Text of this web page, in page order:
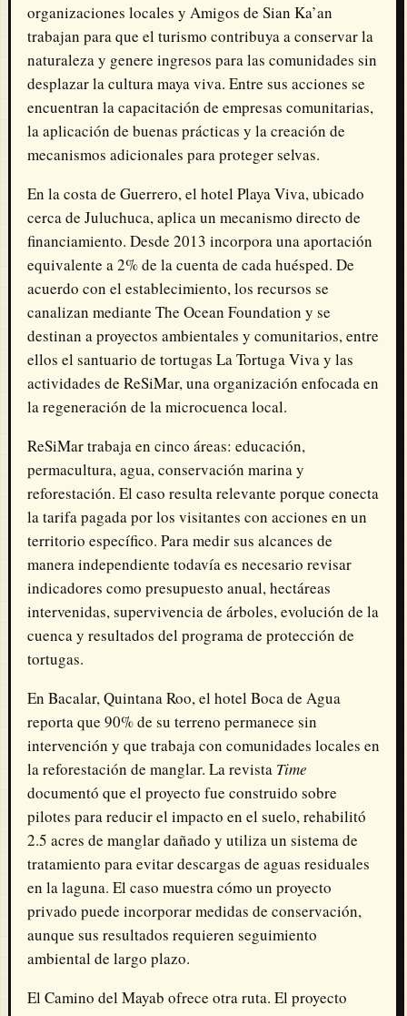
organizaciones locales y Amigos de Sian Ka’an
trabajan para que el turismo contribuya a conservar la
naturaleza y genere ingresos para las comunidades sin
desplazar la cultura maya viva. Entre sus acciones se
encuentran la capacitación de empresas comunitarias,
la aplicación de buenas prácticas y la creación de
mecanismos adicionales para proteger selvas.
En la costa de Guerrero, el hotel Playa Viva, ubicado
cerca de Juluchuca, aplica un mecanismo directo de
financiamiento. Desde 2013 incorpora una aportación
equivalente a 2% de la cuenta de cada huésped. De
acuerdo con el establecimiento, los recursos se
canalizan mediante The Ocean Foundation y se
destinan a proyectos ambientales y comunitarios, entre
ellos el santuario de tortugas La Tortuga Viva y las
actividades de ReSiMar, una organización enfocada en
la regeneración de la microcuenca local.
ReSiMar trabaja en cinco áreas: educación,
permacultura, agua, conservación marina y
reforestación. El caso resulta relevante porque conecta
la tarifa pagada por los visitantes con acciones en un
territorio específico. Para medir sus alcances de
manera independiente todavía es necesario revisar
indicadores como presupuesto anual, hectáreas
intervenidas, supervivencia de árboles, evolución de la
cuenca y resultados del programa de protección de
tortugas.
En Bacalar, Quintana Roo, el hotel Boca de Agua
reporta que 90% de su terreno permanece sin
intervención y que trabaja con comunidades locales en
la reforestación de manglar. La revista Time
documentó que el proyecto fue construido sobre
pilotes para reducir el impacto en el suelo, rehabilitó
2.5 acres de manglar dañado y utiliza un sistema de
tratamiento para evitar descargas de aguas residuales
en la laguna. El caso muestra cómo un proyecto
privado puede incorporar medidas de conservación,
aunque sus resultados requieren seguimiento
ambiental de largo plazo.
El Camino del Mayab ofrece otra ruta. El proyecto